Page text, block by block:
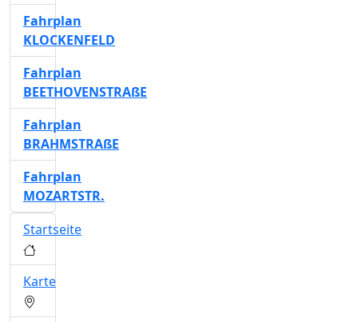
Fahrplan
KLOCKENFELD
Fahrplan
BEETHOVENSTRAßE
Fahrplan
BRAHMSTRAßE
Fahrplan
MOZARTSTR.
Startseite
Karte